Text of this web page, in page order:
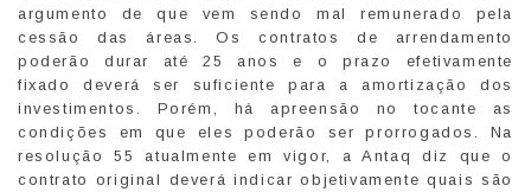
argumento de que vem sendo mal remunerado pela
cessão das áreas. Os contratos de arrendamento
poderão durar até 25 anos e o prazo efetivamente
fixado deverá ser suficiente para a amortização dos
investimentos. Porém, há apreensão no tocante as
condições em que eles poderão ser prorrogados. Na
resolução 55 atualmente em vigor, a Antaq diz que o
contrato original deverá indicar objetivamente quais são